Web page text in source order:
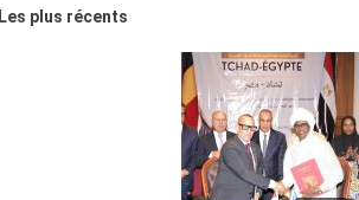
Les plus récents